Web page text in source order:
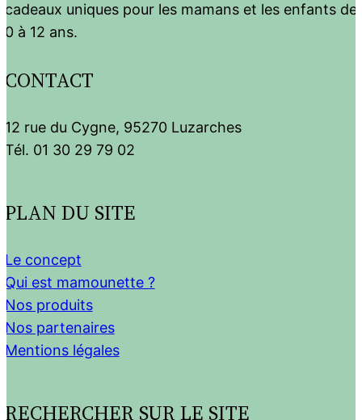
cadeaux uniques pour les mamans et les enfants de
0 à 12 ans.
CONTACT
12 rue du Cygne, 95270 Luzarches
Tél. 01 30 29 79 02
PLAN DU SITE
Le concept
Qui est mamounette ?
Nos produits
Nos partenaires
Mentions légales
RECHERCHER SUR LE SITE